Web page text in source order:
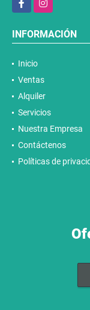
INFORMACIÓN
Inicio
Ventas
Alquiler
Servicios
Nuestra Empresa
Contáctenos
Políticas de